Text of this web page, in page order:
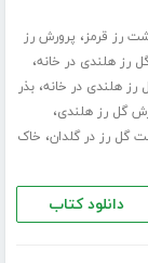
رز قرمز، پرورش رز
رز هلندی در خانه،
رز هلندی در خانه،بذر
گل رز هلندی،
گل رز در گلدان، خاک
دانلود کتاب